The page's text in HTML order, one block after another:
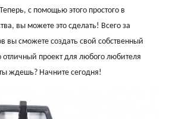
с помощью этого простого в
вы можете это сделать! Всего за
вы сможете создать свой собственный
проект для любого любителя
ждешь? Начните сегодня!